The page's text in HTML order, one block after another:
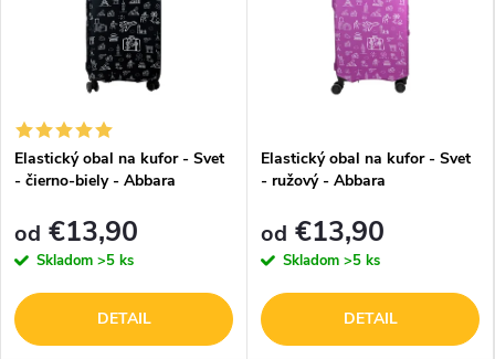
Elastický obal na kufor - Svet
- čierno-biely - Abbara
od €13,90
Skladom >5 ks
DETAIL
Elastický obal na kufor - Svet
- ružový - Abbara
od €13,90
Skladom >5 ks
DETAIL